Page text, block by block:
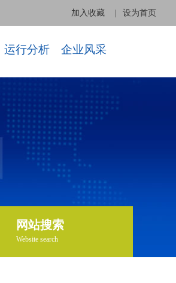
加入收藏 设为首页
运行分析 企业风采
网站搜索
Website search